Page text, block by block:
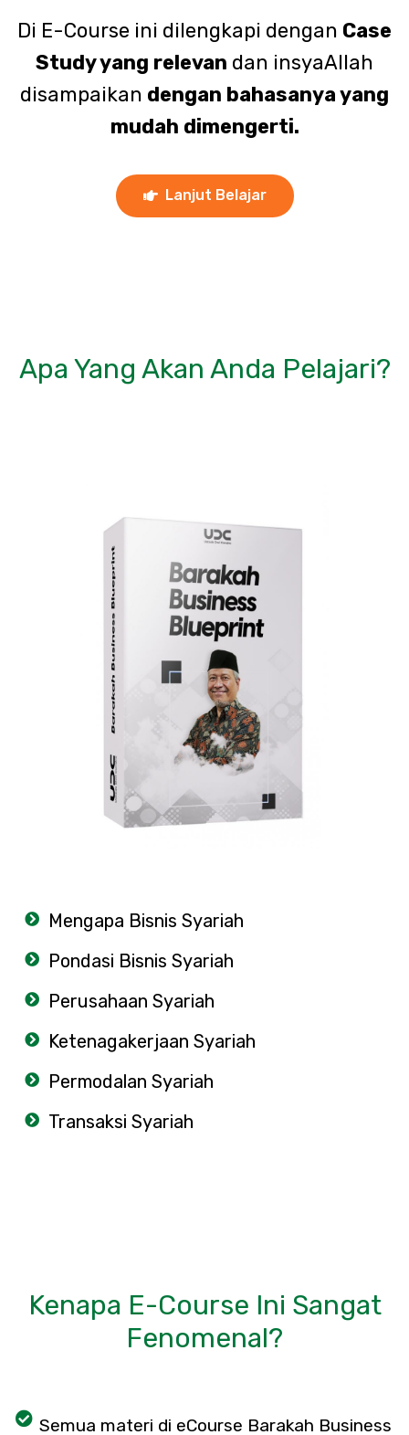
Di E-Course ini dilengkapi dengan Case
Study yang relevan dan insyaAllah
disampaikan dengan bahasanya yang
mudah dimengerti.
Lanjut Belajar
Apa Yang Akan Anda Pelajari?
Mengapa Bisnis Syariah
Pondasi Bisnis Syariah
Perusahaan Syariah
Ketenagakerjaan Syariah
Permodalan Syariah
Transaksi Syariah
Kenapa E-Course Ini Sangat
Fenomenal?
Semua materi di eCourse Barakah Business